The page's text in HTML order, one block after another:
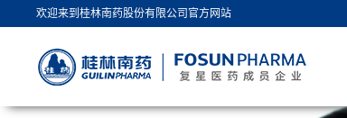
欢迎来到桂林南药股份有限公司官方网站